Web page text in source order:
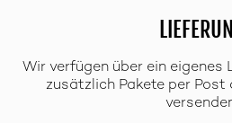
Wir verfügen über ein eigenes
zusätzlich Pakete per